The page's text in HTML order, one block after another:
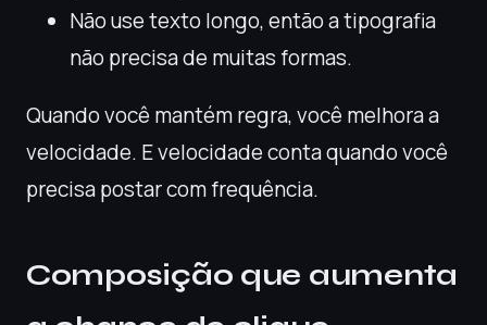
Não use texto longo, então a tipografia
não precisa de muitas formas.
Quando você mantém regra, você melhora a
velocidade. E velocidade conta quando você
precisa postar com frequência.
Composição que aumenta